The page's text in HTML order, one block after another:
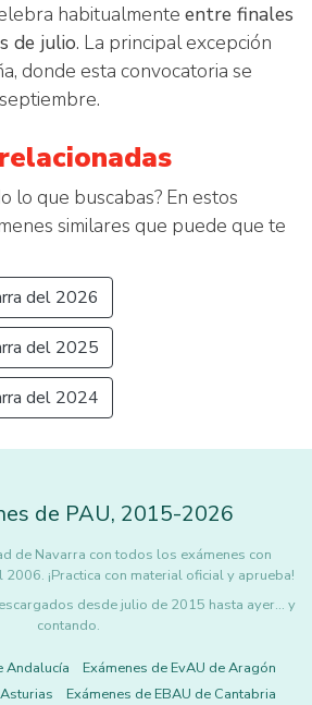
habitualmente entre finales
de julio. La principal excepción
donde esta convocatoria se
lo que buscabas? En estos
similares que puede que te
del 2026
del 2025
del 2024
de PAU, 2015-2026
de Navarra con todos los exámenes con
¡Practica con material oficial y aprueba!
desde julio de 2015 hasta ayer... y
contando.
Andalucía
Exámenes de EvAU de Aragón
Exámenes de EBAU de Cantabria